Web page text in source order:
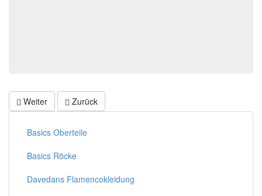
Weiter Zurück
Basics Oberteile
Basics Röcke
Davedans Flamencokleidung